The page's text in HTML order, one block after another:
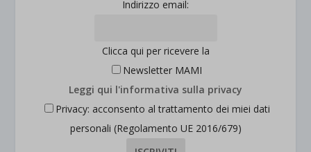
Indirizzo email:
Clicca qui per ricevere la
Newsletter MAMI
Leggi qui l'informativa sulla privacy
Privacy: acconsento al trattamento dei miei dati
personali (Regolamento UE 2016/679)